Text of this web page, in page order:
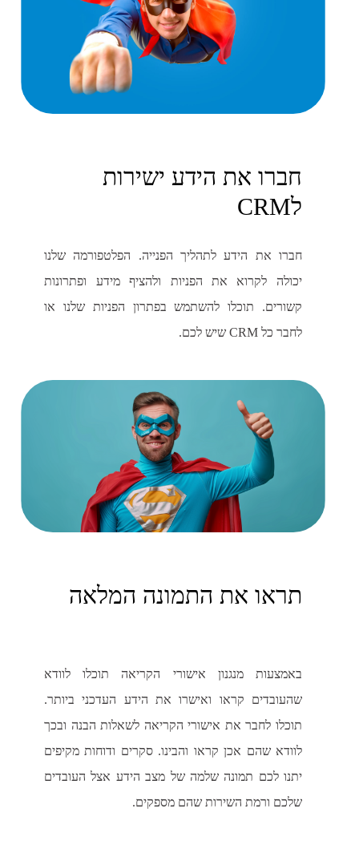
חברו את הידע ישירות
חברו את הידע לתהליך הפנייה. הפלטפורמה שלנו
יכולה לקרוא את הפניות ולהציף מידע ופתרונות
קשורים. תוכלו להשתמש בפתרון הפניות שלנו או
לחבר כל CRM שיש לכם.
תראו את התמונה המלאה
באמצעות מנגנון אישורי הקריאה תוכלו לוודא
שהעובדים קראו ואישרו את הידע העדכני ביותר.
תוכלו לחבר את אישורי הקריאה לשאלות הבנה ובכך
לוודא שהם אכן קראו והבינו. סקרים ודוחות מקיפים
יתנו לכם תמונה שלמה של מצב הידע אצל העובדים
שלכם ורמת השירות שהם מספקים.